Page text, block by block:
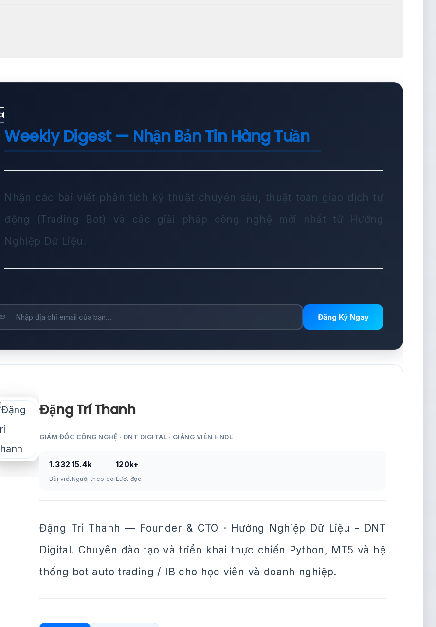
Weekly Digest — Nhận Bản Tin Hàng Tuần
Nhận các bài viết phân tích kỹ thuật chuyên sâu, thuật toán giao dịch tự
động (Trading Bot) và các giải pháp công nghệ mới nhất từ Hướng
Nghiệp Dữ Liệu.
Đăng Ký Ngay
Đặng Trí Thanh
GIÁM ĐỐC CÔNG NGHỆ · DNT DIGITAL · GIẢNG VIÊN HNDL
1.332
Bài viết
15.4k
Người theo dõi
120k+
Lượt đọc
Đặng Trí Thanh — Founder & CTO · Hướng Nghiệp Dữ Liệu - DNT
Digital. Chuyên đào tạo và triển khai thực chiến Python, MT5 và hệ
thống bot auto trading / IB cho học viên và doanh nghiệp.